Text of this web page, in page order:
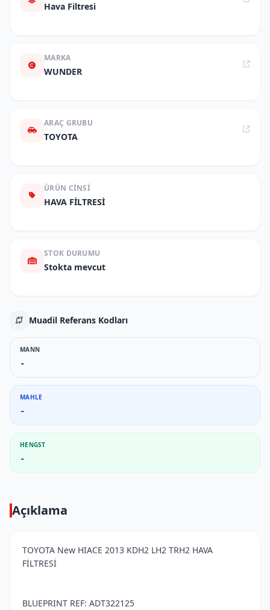
Hava Filtresi
MARKA
WUNDER
ARAÇ GRUBU
TOYOTA
ÜRÜN CINSI
HAVA FİLTRESİ
STOK DURUMU
Stokta mevcut
Muadil Referans Kodları
MANN
-
MAHLE
-
HENGST
-
Açıklama
TOYOTA New HIACE 2013 KDH2 LH2 TRH2 HAVA
FİLTRESİ
BLUEPRINT REF: ADT322125